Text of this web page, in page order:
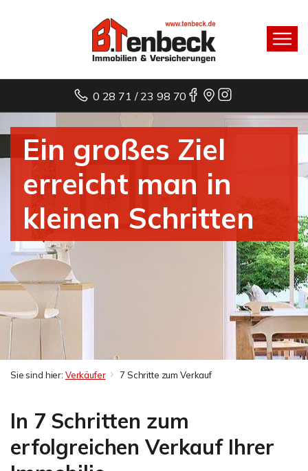
0 28 71 / 23 98 70
Ein großes Ziel
erreicht man in
kleinen Schritten
Sie sind hier: Verkäufer 7 Schritte zum Verkauf
In 7 Schritten zum
erfolgreichen Verkauf Ihrer